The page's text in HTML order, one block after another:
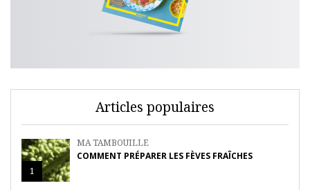
Articles populaires
1
MA TAMBOUILLE
COMMENT PRÉPARER LES FÈVES FRAÎCHES